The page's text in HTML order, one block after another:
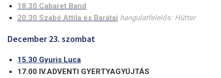
18.30 Cabaret Band
20.30 Szabó Attila és Barátai hangulatfelelős: Hütter
December 23. szombat
15.30 Gyuris Luca
17.00 IV.ADVENTI GYERTYAGYÚJTÁS